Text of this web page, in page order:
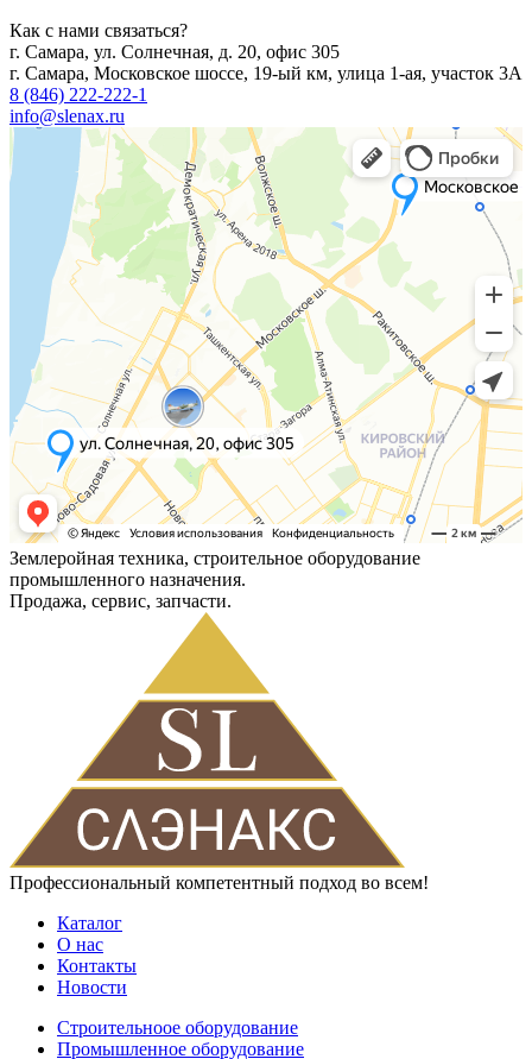
Как с нами связаться?
г. Самара, ул. Солнечная, д. 20, офис 305
г. Самара, Московское шоссе, 19-ый км, улица 1-ая, участок 3А
8 (846) 222-222-1
info@slenax.ru
Землеройная техника, строительное оборудование
промышленного назначения.
Продажа, сервис, запчасти.
Профессиональный компетентный подход во всем!
Каталог
О нас
Контакты
Новости
Строительноое оборудование
Промышленное оборудование